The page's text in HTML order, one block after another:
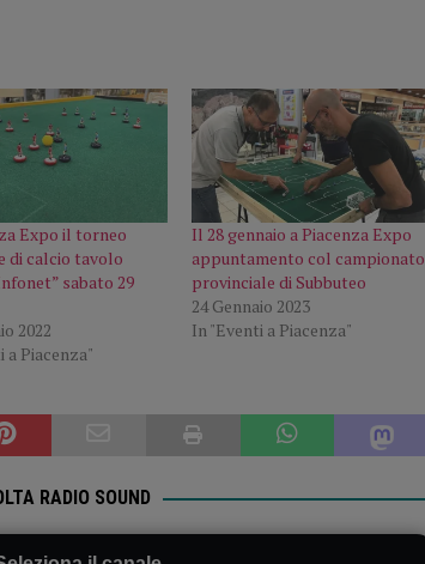
Expo il torneo
di calcio tavolo
sabato 29
2022
a Piacenza"
Il 28 gennaio a Piacenza Expo
appuntamento col campionato
provinciale di Subbuteo
24 Gennaio 2023
In "Eventi a Piacenza"
RADIO SOUND